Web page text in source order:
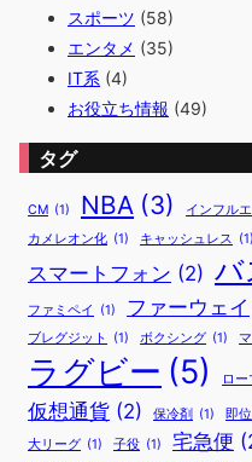
スポーツ (58)
エンタメ (35)
IT系 (4)
お役立ち情報 (49)
タグ
CM (1) NBA (3) インフル
カメレオン化 (1) キャッシュレス (1)
スマートフォン (2) バ
ファミペイ (1) ファーウェイ
ブレグジット (1) ボクシング (1)
ラグビー (5) ロー
仮想通貨 (2) 保冷剤 (1) 即
大リーグ (1) 子役 (1) 宅急便